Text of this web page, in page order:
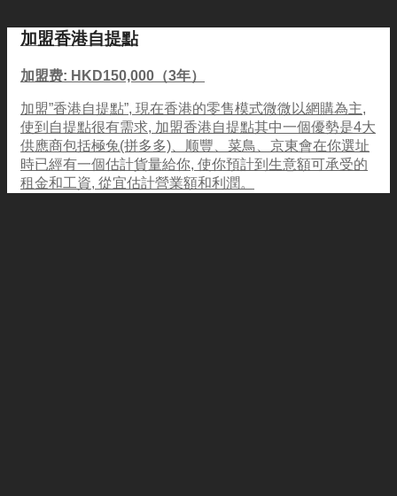
加盟香港自提點
加盟费: HKD150,000（3年）
加盟”香港自提點”, 現在香港的零售模式微微以網購為主,
使到自提點很有需求, 加盟香港自提點其中一個優勢是4大
供應商包括極兔(拼多多)、顺豐、菜鳥、京東會在你選址
時已經有一個估計貨量給你, 使你預計到生意額可承受的
租金和工資, 從宜估計營業額和利潤。